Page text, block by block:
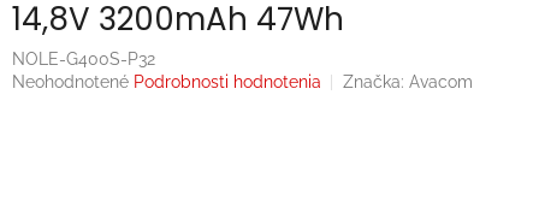
14,8V 3200mAh 47Wh
NOLE-G400S-P32
Priemerné
Neohodnotené Podrobnosti hodnotenia Značka: Avacom